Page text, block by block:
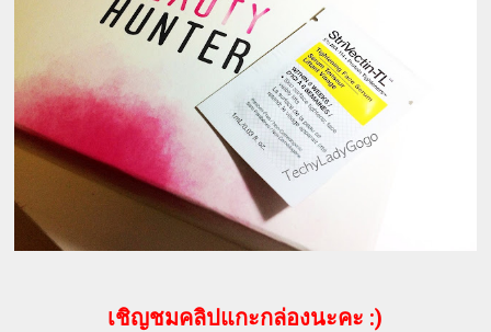
เชิญชมคลิปแกะกล่องนะคะ :)